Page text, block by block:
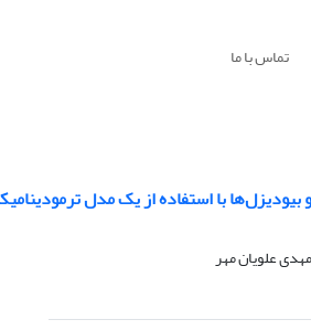
تماس با ما
با استفاده از یک مدل
علویان مهر